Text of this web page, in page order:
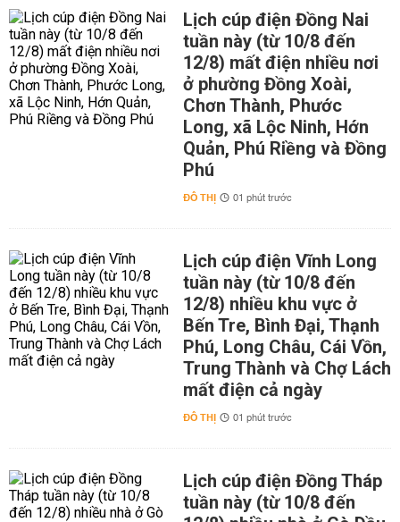
Lịch cúp điện Đồng Nai
tuần này (từ 10/8 đến
12/8) mất điện nhiều nơi
ở phường Đồng Xoài,
Chơn Thành, Phước
Long, xã Lộc Ninh, Hớn
Quản, Phú Riềng và Đồng
Phú
ĐÔ THỊ 01 phút trước
Lịch cúp điện Vĩnh Long
tuần này (từ 10/8 đến
12/8) nhiều khu vực ở
Bến Tre, Bình Đại, Thạnh
Phú, Long Châu, Cái Vồn,
Trung Thành và Chợ Lách
mất điện cả ngày
ĐÔ THỊ 01 phút trước
Lịch cúp điện Đồng Tháp
tuần này (từ 10/8 đến